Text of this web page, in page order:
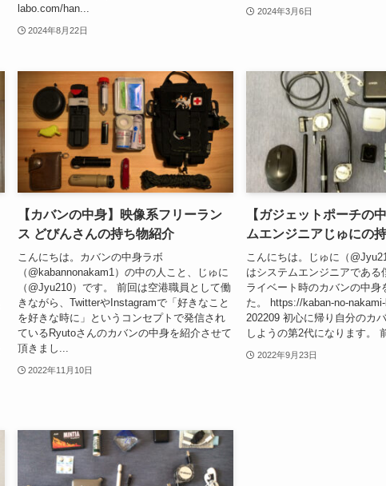
labo.com/han...
2024年8月22日
2024年3月6日
【カバンの中身】映像系フリーラン
ス どびんさんの持ち物紹介
こんにちは。カバンの中身ラボ
（@kabannonakam1）の中の人こと、じゅに
（@Jyu210）です。 前回は空港職員として働
きながら、TwitterやInstagramで「好きなこと
を好きな時に」というコンセプトで発信され
ているRyutoさんのカバンの中身を紹介させて
頂きまし...
2022年11月10日
【ガジェットポーチの
ムエンジニアじゅにの
こんにちは。じゅに（
はシステムエンジニアである
ライベート時のカバンの中身
た。 https://kaban-no-
202209 初心に帰り自分のカ
しようの第2代になります。
2022年9月23日